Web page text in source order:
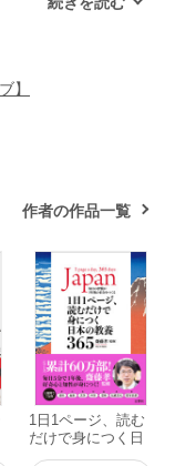
。自由を阻む生きづ
づらい時代です。
的」「説教くさい」
ん。しかし、孔子の
放棄は、成長の放
うとしない」だけ
るな。●順調な時は
知らずに投げるな。
もの、死んでも残る
きる若い人に向け
おなじみの齋藤孝先
映したウィットに富
ターのヤギワタルさ
と解説の「2ペー
すい。勉強の悩み、
める人にとって、ヒ
】
作者の作品一覧
1日1ページ、読む
だけで身につく日
本の教養365 電子